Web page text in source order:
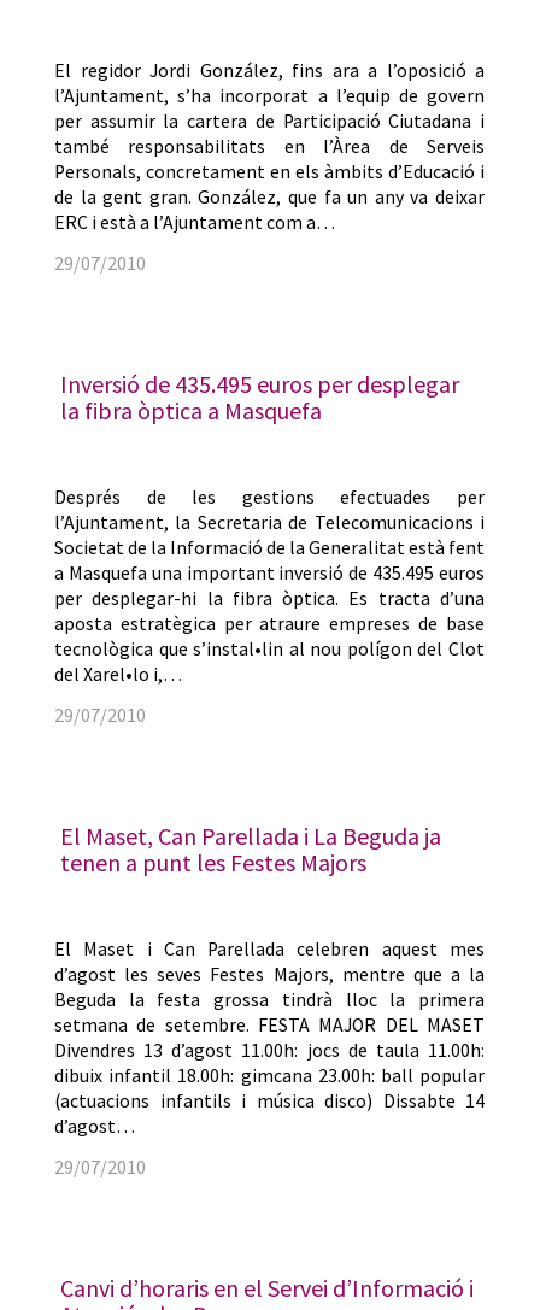
El regidor Jordi González, fins ara a l’oposició a
l’Ajuntament, s’ha incorporat a l’equip de govern
per assumir la cartera de Participació Ciutadana i
també responsabilitats en l’Àrea de Serveis
Personals, concretament en els àmbits d’Educació i
de la gent gran. González, que fa un any va deixar
ERC i està a l’Ajuntament com a…
29/07/2010
Inversió de 435.495 euros per desplegar
la fibra òptica a Masquefa
Després de les gestions efectuades per
l’Ajuntament, la Secretaria de Telecomunicacions i
Societat de la Informació de la Generalitat està fent
a Masquefa una important inversió de 435.495 euros
per desplegar-hi la fibra òptica. Es tracta d’una
aposta estratègica per atraure empreses de base
tecnològica que s’instal•lin al nou polígon del Clot
del Xarel•lo i,…
29/07/2010
El Maset, Can Parellada i La Beguda ja
tenen a punt les Festes Majors
El Maset i Can Parellada celebren aquest mes
d’agost les seves Festes Majors, mentre que a la
Beguda la festa grossa tindrà lloc la primera
setmana de setembre. FESTA MAJOR DEL MASET
Divendres 13 d’agost 11.00h: jocs de taula 11.00h:
dibuix infantil 18.00h: gimcana 23.00h: ball popular
(actuacions infantils i música disco) Dissabte 14
d’agost…
29/07/2010
Canvi d’horaris en el Servei d’Informació i